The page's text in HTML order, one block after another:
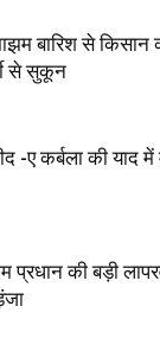
बारिश से किसान
से सुकून
-ए कर्बला की याद
प्रधान की बड़ी